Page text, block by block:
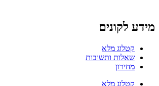
מידע לקונים
קטלוג מלא
שאלות ותשובות
מחירון
קטלוג מלא